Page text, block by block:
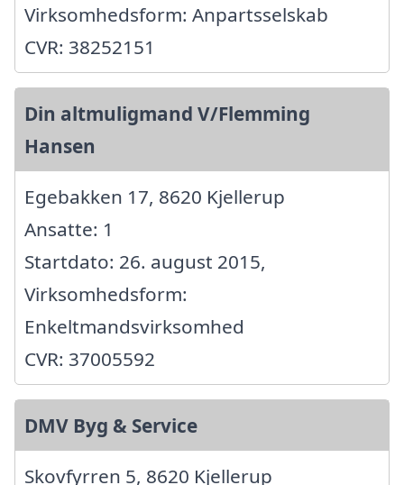
Virksomhedsform: Anpartsselskab
CVR: 38252151
Din altmuligmand V/Flemming
Hansen
Egebakken 17, 8620 Kjellerup
Ansatte: 1
Startdato: 26. august 2015,
Virksomhedsform:
Enkeltmandsvirksomhed
CVR: 37005592
DMV Byg & Service
Skovfyrren 5, 8620 Kjellerup